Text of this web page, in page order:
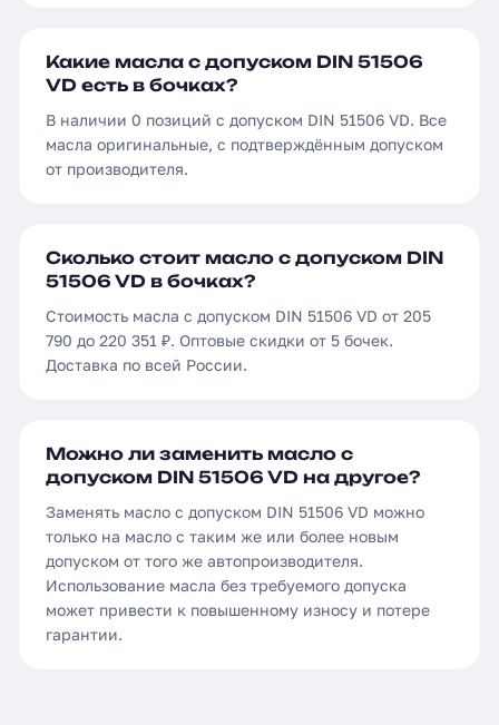
Какие масла с допуском DIN 51506
VD есть в бочках?
В наличии 0 позиций с допуском DIN 51506 VD. Все
масла оригинальные, с подтверждённым допуском
от производителя.
Сколько стоит масло с допуском DIN
51506 VD в бочках?
Стоимость масла с допуском DIN 51506 VD от 205
790 до 220 351 ₽. Оптовые скидки от 5 бочек.
Доставка по всей России.
Можно ли заменить масло с
допуском DIN 51506 VD на другое?
Заменять масло с допуском DIN 51506 VD можно
только на масло с таким же или более новым
допуском от того же автопроизводителя.
Использование масла без требуемого допуска
может привести к повышенному износу и потере
гарантии.